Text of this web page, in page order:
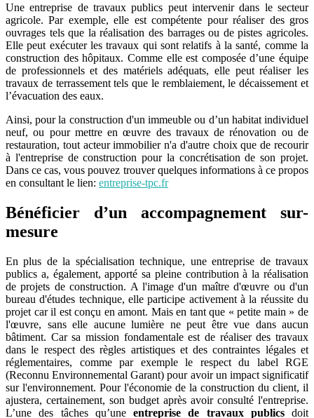
Une entreprise de travaux publics peut intervenir dans le secteur
agricole. Par exemple, elle est compétente pour réaliser des gros
ouvrages tels que la réalisation des barrages ou de pistes agricoles.
Elle peut exécuter les travaux qui sont relatifs à la santé, comme la
construction des hôpitaux. Comme elle est composée d’une équipe
de professionnels et des matériels adéquats, elle peut réaliser les
travaux de terrassement tels que le remblaiement, le décaissement et
l’évacuation des eaux.
Ainsi, pour la construction d'un immeuble ou d’un habitat individuel
neuf, ou pour mettre en œuvre des travaux de rénovation ou de
restauration, tout acteur immobilier n'a d'autre choix que de recourir
à l'entreprise de construction pour la concrétisation de son projet.
Dans ce cas, vous pouvez trouver quelques informations à ce propos
en consultant le lien: entreprise-tpc.fr
Bénéficier d’un accompagnement sur-
mesure
En plus de la spécialisation technique, une entreprise de travaux
publics a, également, apporté sa pleine contribution à la réalisation
de projets de construction. A l'image d'un maître d'œuvre ou d'un
bureau d'études technique, elle participe activement à la réussite du
projet car il est conçu en amont. Mais en tant que « petite main » de
l'œuvre, sans elle aucune lumière ne peut être vue dans aucun
bâtiment. Car sa mission fondamentale est de réaliser des travaux
dans le respect des règles artistiques et des contraintes légales et
réglementaires, comme par exemple le respect du label RGE
(Reconnu Environnemental Garant) pour avoir un impact significatif
sur l'environnement. Pour l'économie de la construction du client, il
ajustera, certainement, son budget après avoir consulté l'entreprise.
L’une des tâches qu’une entreprise de travaux publicsdoit